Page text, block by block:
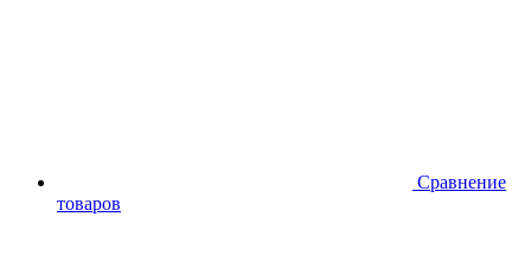
Сравнение
товаров